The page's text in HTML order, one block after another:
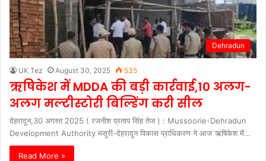
Dehradun
UK Tez August 30, 2025 535
ऋषिकेश में MDDA की बड़ी कार्रवाई,10 अलग-
अलग मल्टीस्टोरी बिल्डिंग करी सील
देहरादून,30 अगस्त 2025 ( रजनीश प्रताप सिंह तेज ) : Mussoorie-Dehradun
Development Authority मसूरी-देहरादून विकास प्राधिकरण ने आज ऋषिकेश में…
Read More »